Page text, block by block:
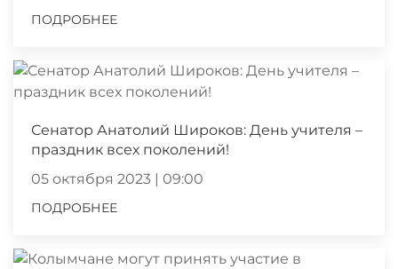
ПОДРОБНЕЕ
Сенатор Анатолий Широков: День учителя –
праздник всех поколений!
05 октября 2023 | 09:00
ПОДРОБНЕЕ